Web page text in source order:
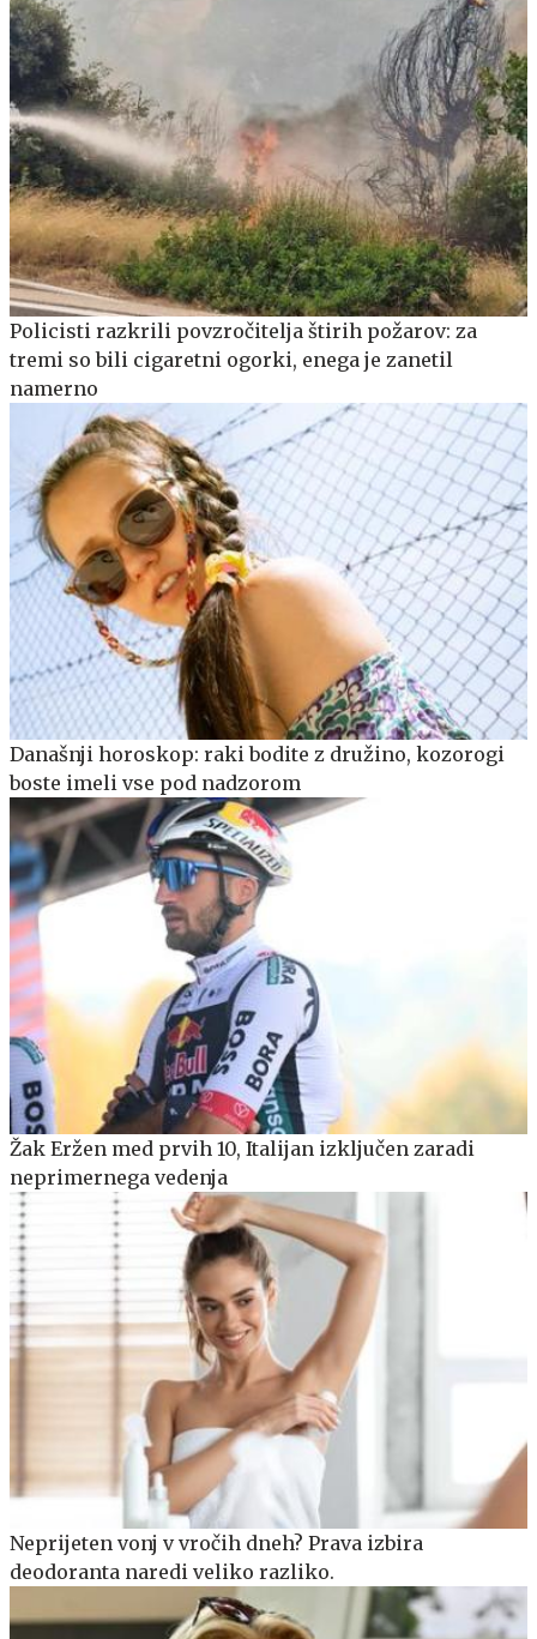
Policisti razkrili povzročitelja štirih požarov: za
tremi so bili cigaretni ogorki, enega je zanetil
namerno
Današnji horoskop: raki bodite z družino, kozorogi
boste imeli vse pod nadzorom
Žak Eržen med prvih 10, Italijan izključen zaradi
neprimernega vedenja
Neprijeten vonj v vročih dneh? Prava izbira
deodoranta naredi veliko razliko.